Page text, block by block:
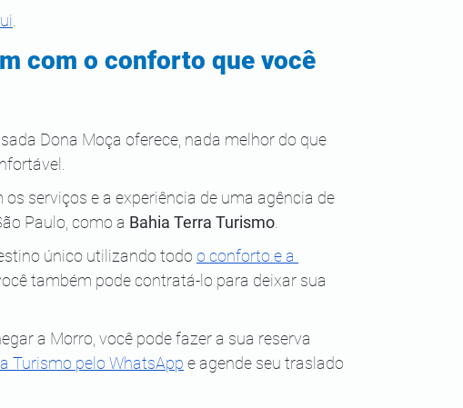
com o conforto que você
Dona Moça oferece, nada melhor do que
serviços e a experiência de uma agência de
Paulo, como a Bahia Terra Turismo
único utilizando todo o conforto e a
também pode contratá-lo para deixar sua
a Morro, você pode fazer a sua reserva
Turismo pelo WhatsApp e agende seu traslado